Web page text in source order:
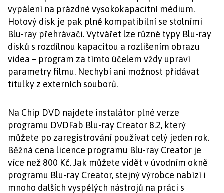
vypálení na prázdné vysokokapacitní médium.
Hotový disk je pak plně kompatibilní se stolními
Blu-ray přehrávači. Vytvářet lze různé typy Blu-ray
disků s rozdílnou kapacitou a rozlišením obrazu
videa – program za tímto účelem vždy upraví
parametry filmu. Nechybí ani možnost přidávat
titulky z externích souborů.
Na Chip DVD najdete instalátor plné verze
programu DVDFab Blu-ray Creator 8.2, který
můžete po zaregistrování používat celý jeden rok.
Běžná cena licence programu Blu-ray Creator je
více než 800 Kč. Jak můžete vidět v úvodním okně
programu Blu-ray Creator, stejný výrobce nabízí i
mnoho dalších vyspělých nástrojů na práci s